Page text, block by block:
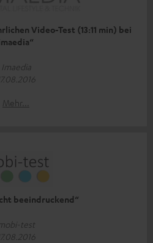
Video-Test (13:11 min) bei
Imaedia
Mehr...
beeindruckend“
test